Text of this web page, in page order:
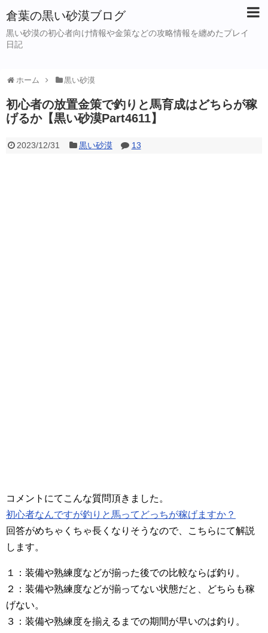
倉葉の黒い砂漠ブログ
黒い砂漠の初心者向け情報や金策などの攻略情報を纏めたプレイ
日記
ホーム 黒い砂漠
初心者の放置金策で釣りと馬育成はどちらが稼
げるか【黒い砂漠Part4611】
2023/12/31 黒い砂漠 13
コメントにてこんな質問頂きました。
初心者なんですが釣りと馬ってどっちが稼げますか？
回答がめちゃくちゃ長くなりそうなので、こちらにて解説
します。
１：装備や熟練度などが揃った後での比較ならば釣り。
２：装備や熟練度などが揃ってない状態だと、どちらも稼
げない。
３：装備や熟練度を揃えるまでの期間が早いのは釣り。